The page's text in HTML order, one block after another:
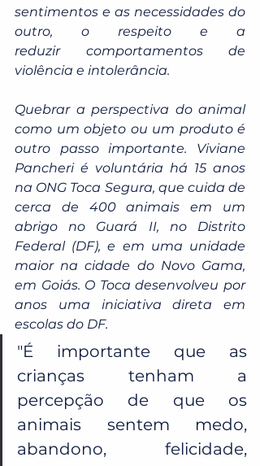
sentimentos e as necessidades do
outro, o respeito e a
reduzir comportamentos de
violência e intolerância.
Quebrar a perspectiva do animal
como um objeto ou um produto é
outro passo importante. Viviane
Pancheri é voluntária há 15 anos
na ONG Toca Segura, que cuida de
cerca de 400 animais em um
abrigo no Guará II, no Distrito
Federal (DF), e em uma unidade
maior na cidade do Novo Gama,
em Goiás. O Toca desenvolveu por
anos uma iniciativa direta em
escolas do DF.
"É importante que as
crianças tenham a
percepção de que os
animais sentem medo,
abandono, felicidade,